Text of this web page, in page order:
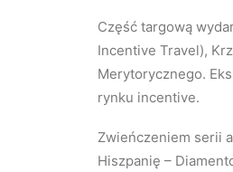
Część targową
Incentive Travel),
Merytorycznego.
rynku incentive.
Zwieńczeniem serii
Hiszpanię –